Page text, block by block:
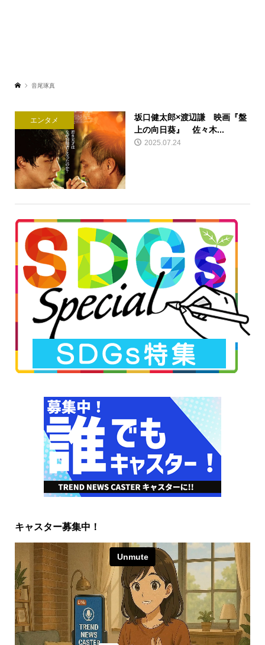
音尾琢真
エンタメ
坂口健太郎×渡辺謙 映画『盤
上の向日葵』 佐々木...
2025.07.24
キャスター募集中！